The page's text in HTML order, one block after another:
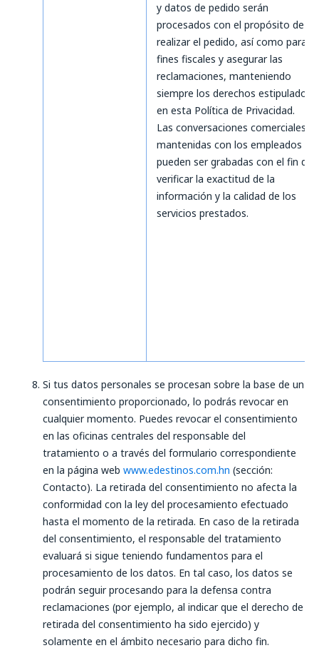
y datos de pedido serán
procesados con el propósito de
realizar el pedido, así como para
fines fiscales y asegurar las
reclamaciones, manteniendo
siempre los derechos estipulados
en esta Política de Privacidad.
Las conversaciones comerciales
mantenidas con los empleados
pueden ser grabadas con el fin de
verificar la exactitud de la
información y la calidad de los
servicios prestados.
Si tus datos personales se procesan sobre la base de un
consentimiento proporcionado, lo podrás revocar en
cualquier momento. Puedes revocar el consentimiento
en las oficinas centrales del responsable del
tratamiento o a través del formulario correspondiente
en la página web www.edestinos.com.hn (sección:
Contacto). La retirada del consentimiento no afecta la
conformidad con la ley del procesamiento efectuado
hasta el momento de la retirada. En caso de la retirada
del consentimiento, el responsable del tratamiento
evaluará si sigue teniendo fundamentos para el
procesamiento de los datos. En tal caso, los datos se
podrán seguir procesando para la defensa contra
reclamaciones (por ejemplo, al indicar que el derecho de
retirada del consentimiento ha sido ejercido) y
solamente en el ámbito necesario para dicho fin.